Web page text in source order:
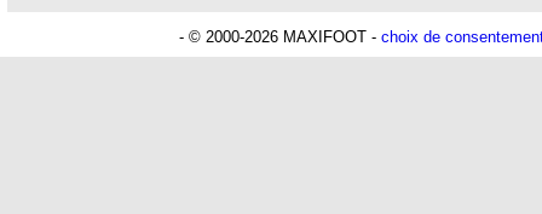
- © 2000-2026 MAXIFOOT - choix de